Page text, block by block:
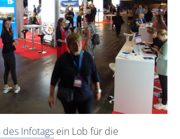
Infotags ein Lob für die